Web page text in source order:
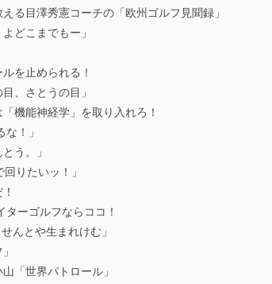
る目澤秀憲コーチの「欧州ゴルフ見聞録」
どこまでもー」
を止められる！
、さとうの目」
機能神経学」を取り入れろ！
！」
う。」
りたいッ！」
ーゴルフならココ！
とや生まれけむ」
「世界パトロール」